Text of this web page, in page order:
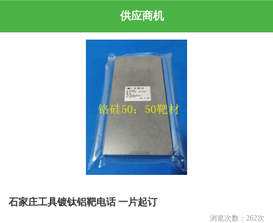
供应商机
石家庄工具镀钛铝靶电话 一片起订
浏览次数： 262次